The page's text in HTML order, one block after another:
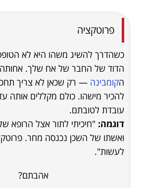
פרוטקציה
כשהדרך להשיג משהו היא לא
הדוד של החבר של אח שלך.
הקומבינה — רק שכאן לא צריך
להכיר מישהו. כולם מקללים אותה
עובדת לטובתם.
דוגמה: "חיכיתי לתור אצל הרופא
ואשתו של השכן נכנסה מחר.
לעשות".
אהבתם?